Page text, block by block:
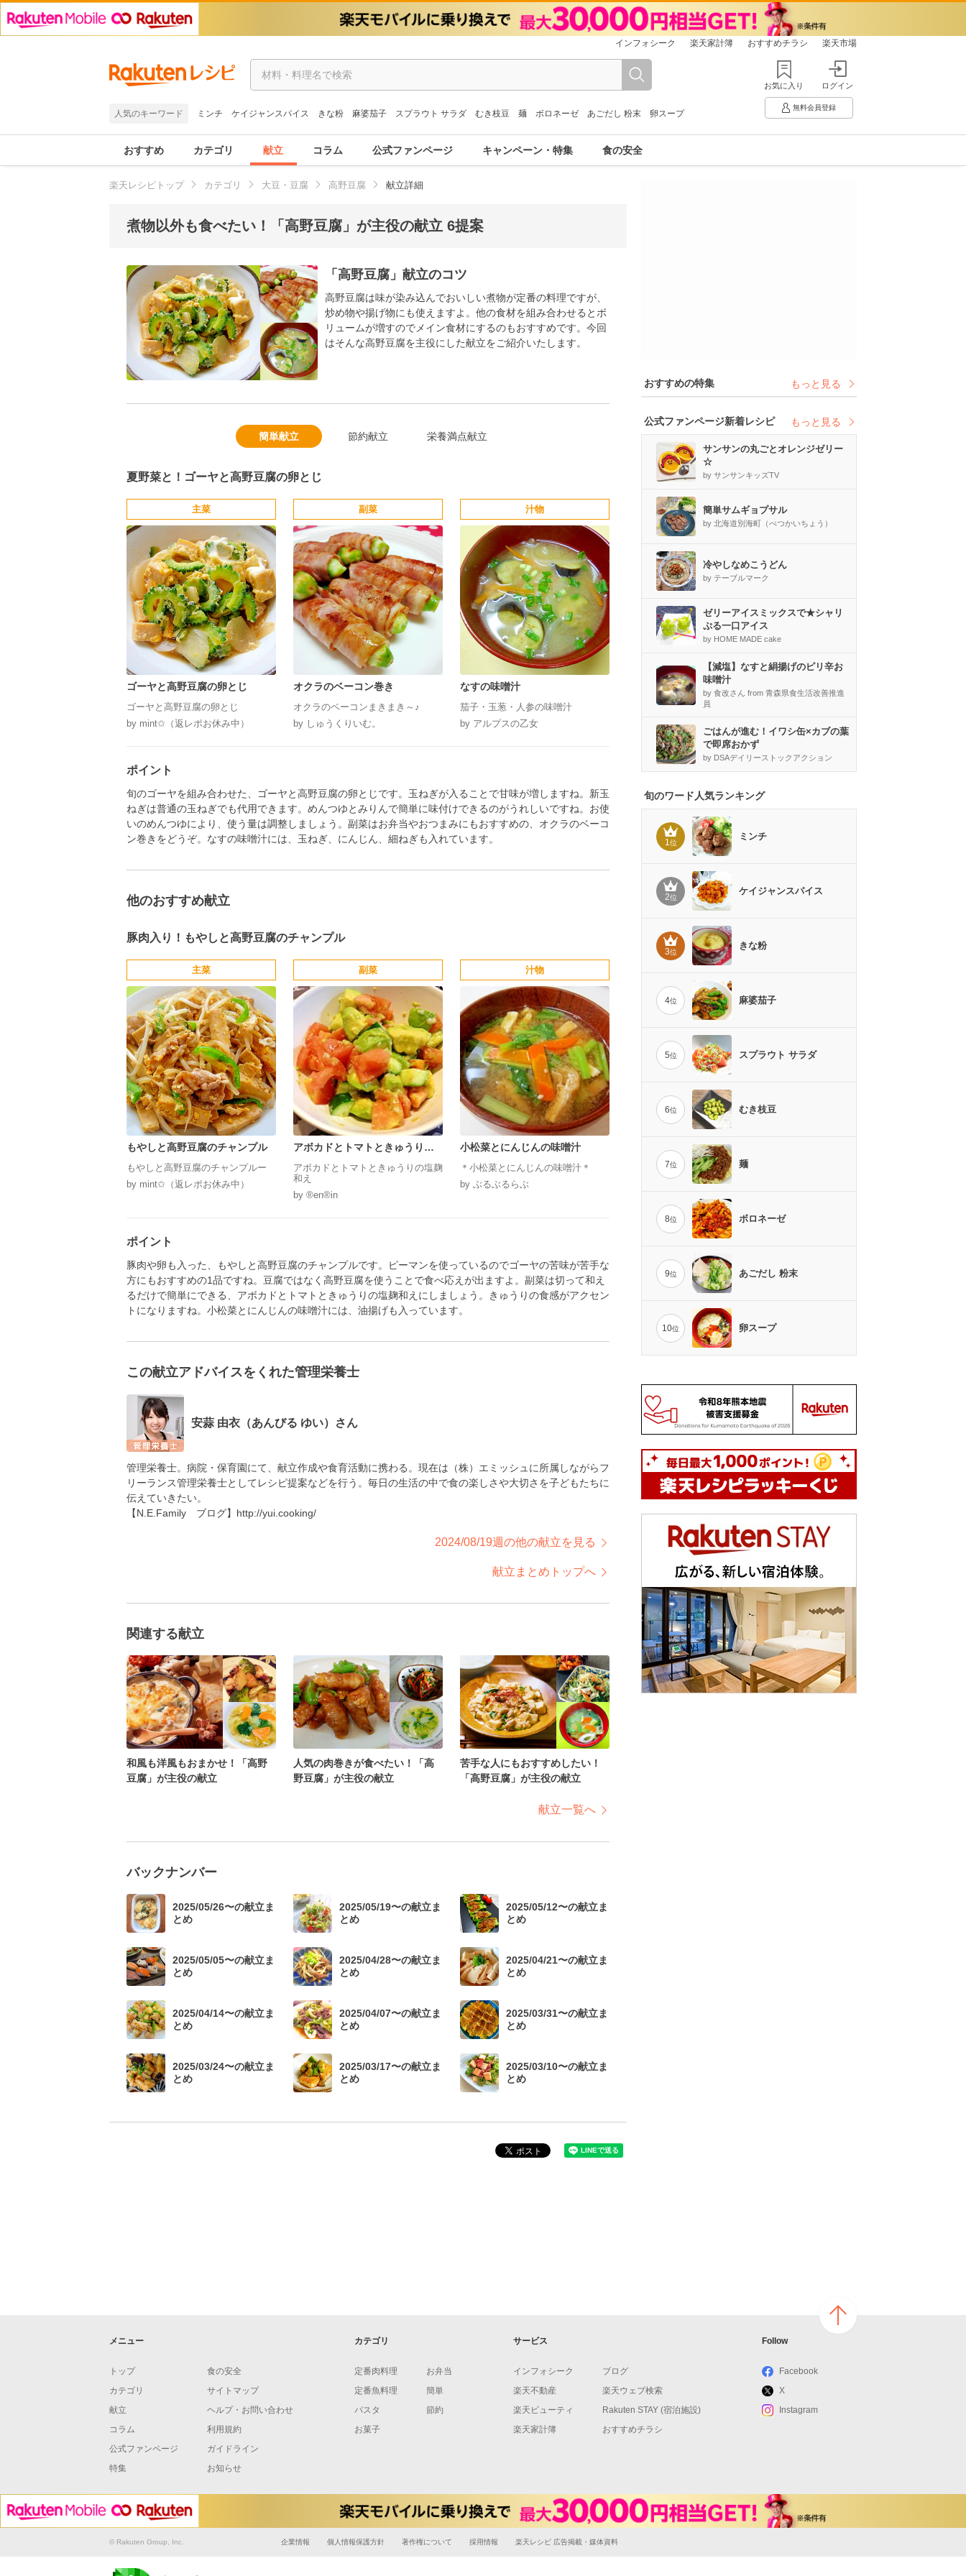
インフォシーク 楽天家計簿 おすすめチラシ 楽天市場
人気のキーワード ミンチ ケイジャンスパイス きな粉 麻婆茄子 スプラウト サラダ むき枝豆 麺 ボロネーゼ あごだし 粉末 卵スープ
お気に入り ログイン
無料会員登録
おすすめ カテゴリ 献立 コラム 公式ファンページ キャンペーン・特集 食の安全
楽天レシピトップ カテゴリ 大豆・豆腐 高野豆腐 献立詳細
煮物以外も食べたい！「高野豆腐」が主役の献立 6提案
「高野豆腐」献立のコツ
高野豆腐は味が染み込んでおいしい煮物が定番の料理ですが、
炒め物や揚げ物にも使えますよ。他の食材を組み合わせるとボ
リュームが増すのでメイン食材にするのもおすすめです。今回
はそんな高野豆腐を主役にした献立をご紹介いたします。
簡単献立 節約献立 栄養満点献立
夏野菜と！ゴーヤと高野豆腐の卵とじ
主菜
ゴーヤと高野豆腐の卵とじ
ゴーヤと高野豆腐の卵とじ
by mint✩（返レポお休み中）
副菜
オクラのベーコン巻き
オクラのベーコンまきまき～♪
by しゅうくりいむ。
汁物
なすの味噌汁
茄子・玉葱・人参の味噌汁
by アルプスの乙女
ポイント
旬のゴーヤを組み合わせた、ゴーヤと高野豆腐の卵とじです。玉ねぎが入ることで甘味が増しますね。新玉
ねぎは普通の玉ねぎでも代用できます。めんつゆとみりんで簡単に味付けできるのがうれしいですね。お使
いのめんつゆにより、使う量は調整しましょう。副菜はお弁当やおつまみにもおすすめの、オクラのベーコ
ン巻きをどうぞ。なすの味噌汁には、玉ねぎ、にんじん、細ねぎも入れています。
他のおすすめ献立
豚肉入り！もやしと高野豆腐のチャンプル
主菜
もやしと高野豆腐のチャンプル
もやしと高野豆腐のチャンプルー
by mint✩（返レポお休み中）
副菜
アボカドとトマトときゅうりの
アボカドとトマトときゅうりの塩麹
和え
by ®️en®️in
汁物
小松菜とにんじんの味噌汁
＊小松菜とにんじんの味噌汁＊
by ぶるぶるらぶ
ポイント
豚肉や卵も入った、もやしと高野豆腐のチャンプルです。ピーマンを使っているのでゴーヤの苦味が苦手な
方にもおすすめの1品ですね。豆腐ではなく高野豆腐を使うことで食べ応えが出ますよ。副菜は切って和え
るだけで簡単にできる、アボカドとトマトときゅうりの塩麹和えにしましょう。きゅうりの食感がアクセン
トになりますね。小松菜とにんじんの味噌汁には、油揚げも入っています。
この献立アドバイスをくれた管理栄養士
安蒜 由衣（あんびる ゆい）さん
管理栄養士。病院・保育園にて、献立作成や食育活動に携わる。現在は（株）エミッシュに所属しながらフ
リーランス管理栄養士としてレシピ提案などを行う。毎日の生活の中で食の楽しさや大切さを子どもたちに
伝えていきたい。
【N.E.Family ブログ】http://yui.cooking/
2024/08/19週の他の献立を見る
献立まとめトップへ
関連する献立
和風も洋風もおまかせ！「高野
豆腐」が主役の献立
人気の肉巻きが食べたい！「高
野豆腐」が主役の献立
苦手な人にもおすすめしたい！
「高野豆腐」が主役の献立
献立一覧へ
バックナンバー
2025/05/26〜の献立ま
とめ
2025/05/19〜の献立ま
とめ
2025/05/12〜の献立ま
とめ
2025/05/05〜の献立ま
とめ
2025/04/28〜の献立ま
とめ
2025/04/21〜の献立ま
とめ
2025/04/14〜の献立ま
とめ
2025/04/07〜の献立ま
とめ
2025/03/31〜の献立ま
とめ
2025/03/24〜の献立ま
とめ
2025/03/17〜の献立ま
とめ
2025/03/10〜の献立ま
とめ
おすすめの特集 もっと見る
公式ファンページ新着レシピ もっと見る
サンサンの丸ごとオレンジゼリー
☆
by サンサンキッズTV
簡単サムギョプサル
by 北海道別海町（べつかいちょう）
冷やしなめこうどん
by テーブルマーク
ゼリーアイスミックスで★シャリ
ぷる一口アイス
by HOME MADE cake
【減塩】なすと絹揚げのピリ辛お
味噌汁
by 食改さん from 青森県食生活改善推進
員
ごはんが進む！イワシ缶×カブの葉
で即席おかず
by DSAデイリーストックアクション
旬のワード人気ランキング
1位
ミンチ
2位
ケイジャンスパイス
3位
きな粉
4位 麻婆茄子
5位 スプラウト サラダ
6位 むき枝豆
7位 麺
8位 ボロネーゼ
9位 あごだし 粉末
10位 卵スープ
メニュー
トップ
カテゴリ
献立
コラム
公式ファンページ
特集
食の安全
サイトマップ
ヘルプ・お問い合わせ
利用規約
ガイドライン
お知らせ
カテゴリ
定番肉料理
定番魚料理
パスタ
お菓子
お弁当
簡単
節約
サービス
インフォシーク
楽天不動産
楽天ビューティ
楽天家計簿
ブログ
楽天ウェブ検索
Rakuten STAY (宿泊施設)
おすすめチラシ
Follow
Facebook
X
Instagram
© Rakuten Group, Inc. 企業情報 個人情報保護方針 著作権について 採用情報 楽天レシピ 広告掲載・媒体資料